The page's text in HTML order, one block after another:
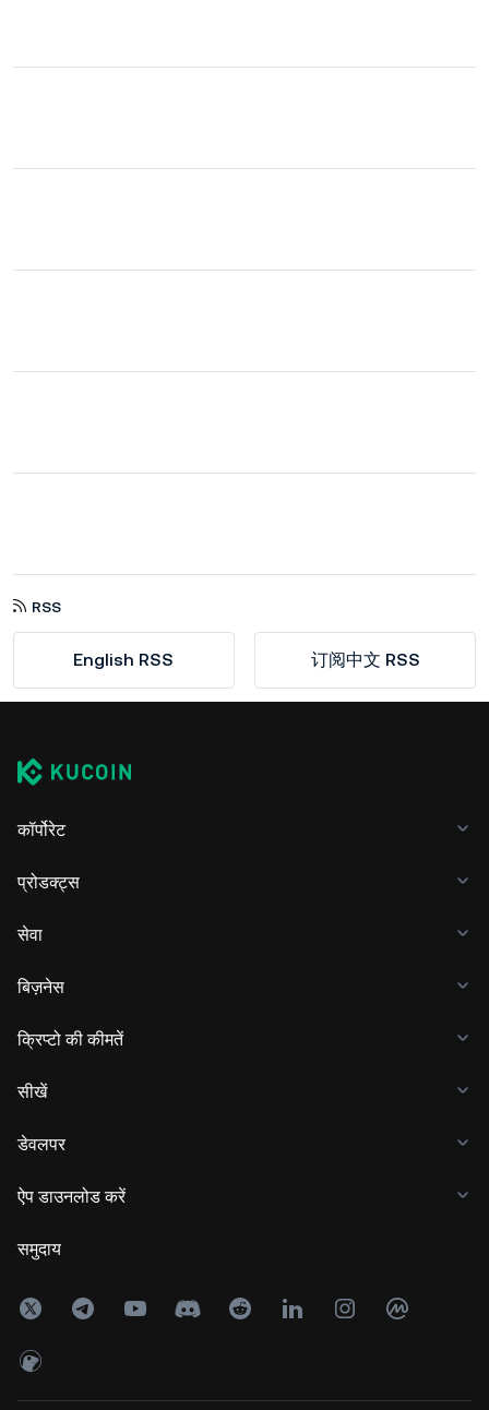
RSS
English RSS 订阅中文 RSS
कॉर्पोरेट
प्रोडक्ट्स
सेवा
बिज़नेस
क्रिप्टो की कीमतें
सीखें
डेवलपर
ऐप डाउनलोड करें
समुदाय